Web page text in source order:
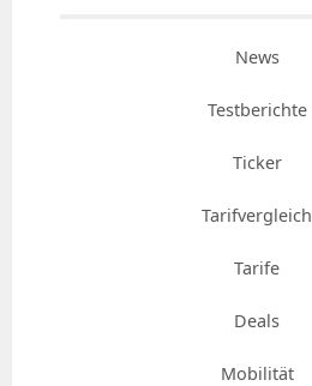
News
Testberichte
Ticker
Tarifvergleich
Tarife
Deals
Mobilität